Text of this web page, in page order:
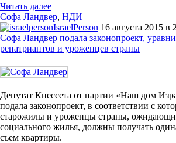
Читать далее
Софа Ландвер, НДИ
IsraelPerson 16 августа 2015 в
Софа Ландвер подала законопроект,
репатриантов и уроженцев страны
Депутат Кнессета от партии «Наш дом
подала законопроект, в соответствии с
старожилы и уроженцы страны,
социального жилья, должны получать
съем квартиры.